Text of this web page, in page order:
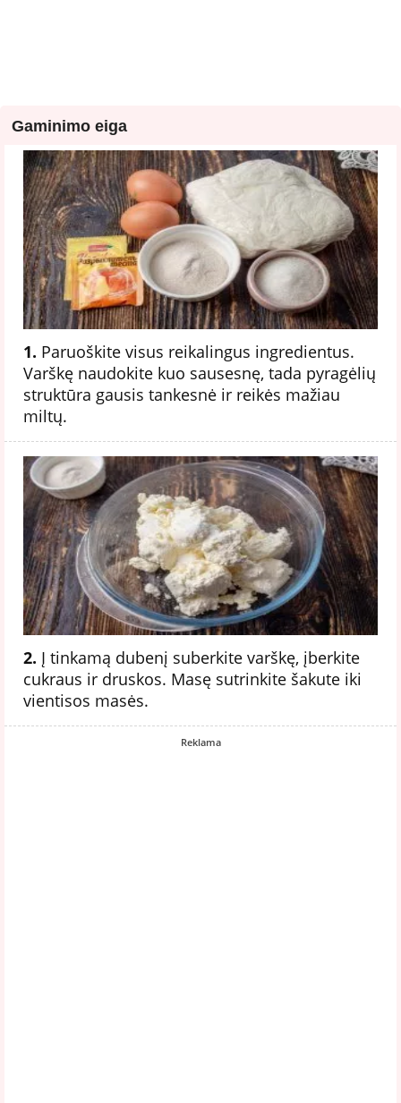
Gaminimo eiga
1. Paruoškite visus reikalingus ingredientus.
Varškę naudokite kuo sausesnę, tada pyragėlių
struktūra gausis tankesnė ir reikės mažiau
miltų.
2. Į tinkamą dubenį suberkite varškę, įberkite
cukraus ir druskos. Masę sutrinkite šakute iki
vientisos masės.
Reklama